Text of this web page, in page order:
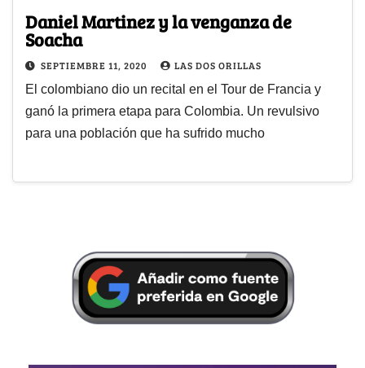
Daniel Martinez y la venganza de
Soacha
SEPTIEMBRE 11, 2020 LAS DOS ORILLAS
El colombiano dio un recital en el Tour de Francia y
ganó la primera etapa para Colombia. Un revulsivo
para una población que ha sufrido mucho